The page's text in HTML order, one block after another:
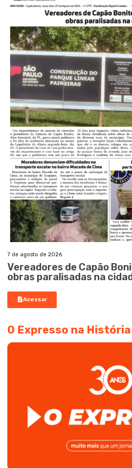
7 de agosto de 2026
Vereadores de Capão
obras paralisadas na
Acessar
O Expresso na História